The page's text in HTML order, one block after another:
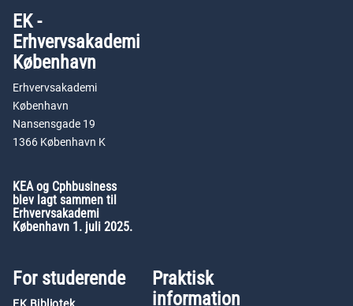
EK -
Erhvervsakademi
København
Erhvervsakademi
København
Nansensgade 19
1366 København K
KEA og Cphbusiness
blev lagt sammen til
Erhvervsakademi
København 1. juli 2025.
For studerende
Praktisk
information